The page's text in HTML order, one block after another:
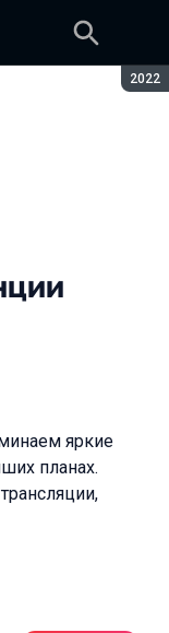
2022
яркие
планах.